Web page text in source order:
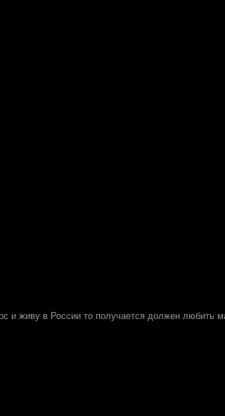
и живу в России то получается должен любить